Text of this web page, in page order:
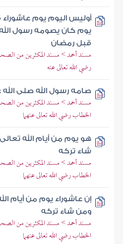
أوليس اليوم يوم
يوم كان يصومه رسول
قبل رمضان
مسند أحمد > مسند المكثرين من
رضي الله تعالى عنه
صامه رسول الله صلى
مسند أحمد > مسند المكثرين من
الخطاب رضي الله تعالى عنهما
هو يوم من أيام الله
شاء تركه
مسند أحمد > مسند المكثرين من
الخطاب رضي الله تعالى عنهما
إن عاشوراء يوم من أيام
ومن شاء تركه
مسند أحمد > مسند المكثرين من
الخطاب رضي الله تعالى عنهما